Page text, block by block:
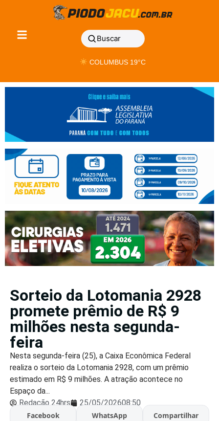
Buscar
COLUMBUS 19°C
Sorteio da Lotomania 2928
promete prêmio de R$ 9
milhões nesta segunda-
feira
Nesta segunda-feira (25), a Caixa Econômica Federal
realiza o sorteio da Lotomania 2928, com um prêmio
estimado em R$ 9 milhões. A atração acontece no
Espaço da...
Redação 24hrs
25/05/202608:50
Facebook
WhatsApp
Compartilhar